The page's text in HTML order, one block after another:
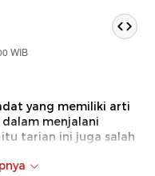
WIB
yang memiliki arti
menjalani
tarian ini juga salah